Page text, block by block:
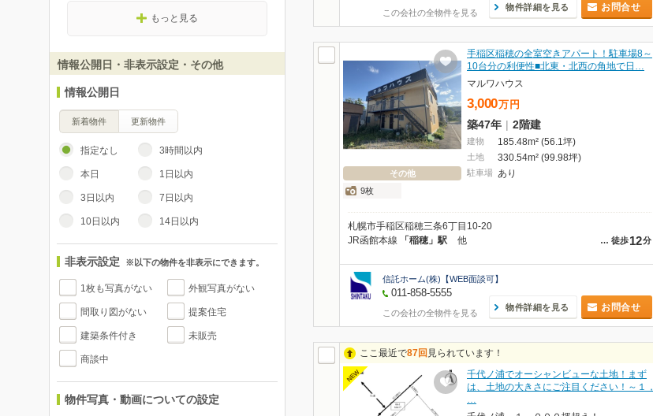
もっと見る
情報公開日・非表示設定・その他
情報公開日
新着物件 更新物件
指定なし 3時間以内
本日 1日以内
3日以内 7日以内
10日以内 14日以内
非表示設定 ※以下の物件を非表示にできます。
1枚も写真がない 外観写真がない
間取り図がない 提案住宅
建築条件付き 未販売
商談中
物件写真・動画についての設定
この会社の全物件を見る
物件詳細を見る お問合せ
その他
9枚
手稲区稲穂の全室空きアパート！駐車場8～
10台分の利便性■北東・北西の角地で日…
マルワハウス
3,000万 円
築47年 | 2階建
建物 185.48m² (56.1坪)
土地 330.54m² (99.98坪)
駐車場 あり
札幌市手稲区稲穂三条6丁目10-20
… 徒歩12分
JR函館本線 「稲穂」駅 他
信託ホーム(株)【WEB面談可】
011-858-5555
この会社の全物件を見る
物件詳細を見る お問合せ
ここ最近で87回 見られています！
NEW
千代ノ浦でオーシャンビューな土地！まず
は、土地の大きさにご注目ください！～１，
…